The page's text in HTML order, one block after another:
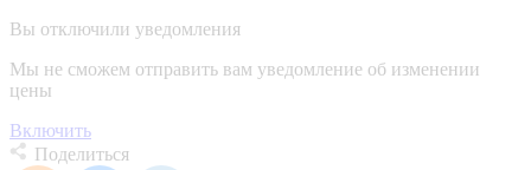
Вы отключили уведомления
Мы не сможем отправить вам уведомление об изменении
цены
Включить
Поделиться